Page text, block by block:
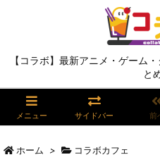
【コラボ】最新アニメ・ゲーム
と
メニュー サイドバー 前
ホーム > コラボカフェ